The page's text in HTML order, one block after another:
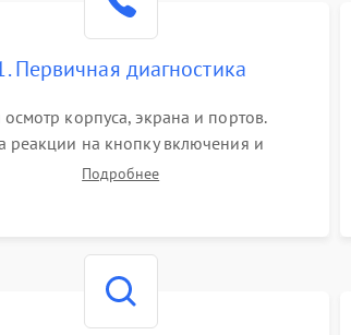
Первичная диагностика
корпуса, экрана и портов.
реакции на кнопку включения и
зарядного устройства. Оценка
Подробнее